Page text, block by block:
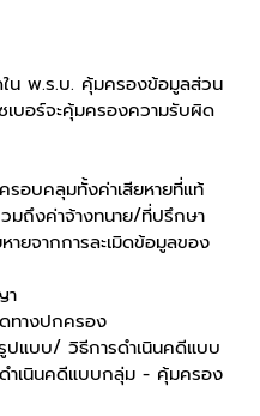
น พ.ร.บ. คุ้มครองข้อมูลส่วน
บอร์จะคุ้มครองความรับผิด
อบคลุมทั้งค่าเสียหายที่แท้
วมถึงค่าจ้างทนาย/ที่ปรึกษา
ยจากการละเมิดข้อมูลของ
า
ทางปกครอง
ปแบบ/ วิธีการดำเนินคดีแบบ
ำเนินคดีแบบกลุ่ม - คุ้มครอง